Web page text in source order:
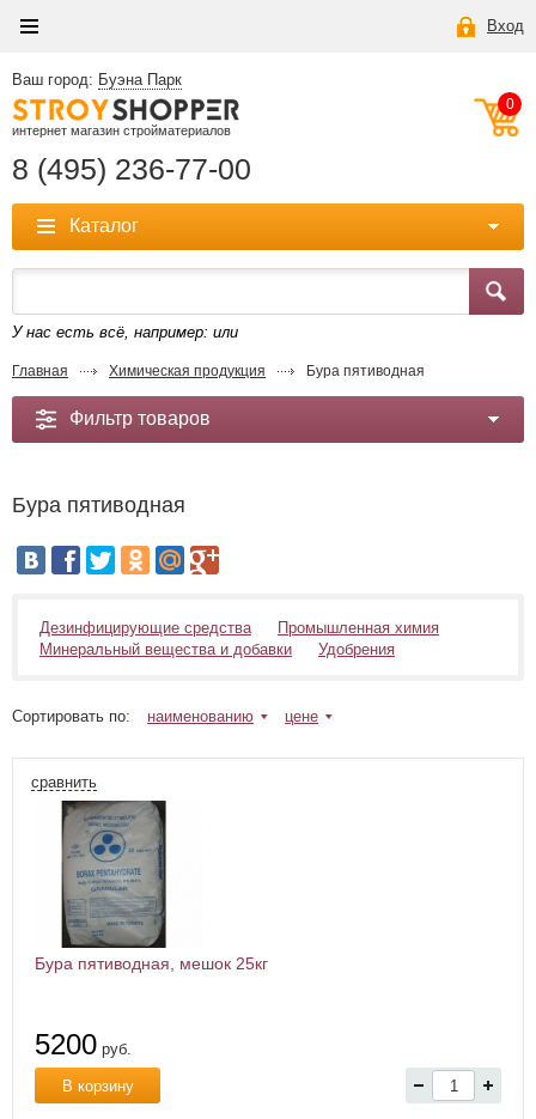
Вход
Ваш город: Буэна Парк
интернет магазин стройматериалов
8 (495) 236-77-00
0
Каталог
У нас есть всё, например: или
Главная Химическая продукция Бура пятиводная
Фильтр товаров
Бура пятиводная
Дезинфицирующие средства
Промышленная химия
Минеральный вещества и добавки
Удобрения
Сортировать по: наименованию цене
сравнить
Бура пятиводная, мешок 25кг
5200 руб.
В корзину